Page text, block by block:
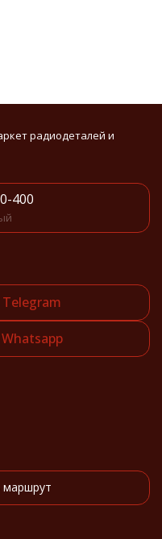
радиодеталей и
400